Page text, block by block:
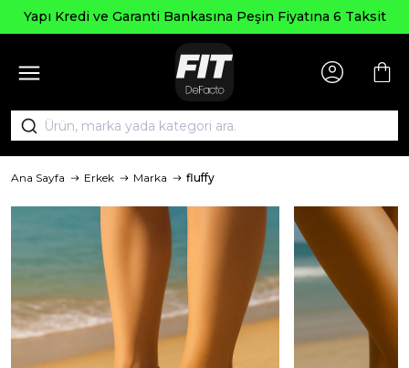
Kredi ve Garanti Bankasına Peşin Fiyatına 6 Taksit
Ana Sayfa Erkek Marka fluffy